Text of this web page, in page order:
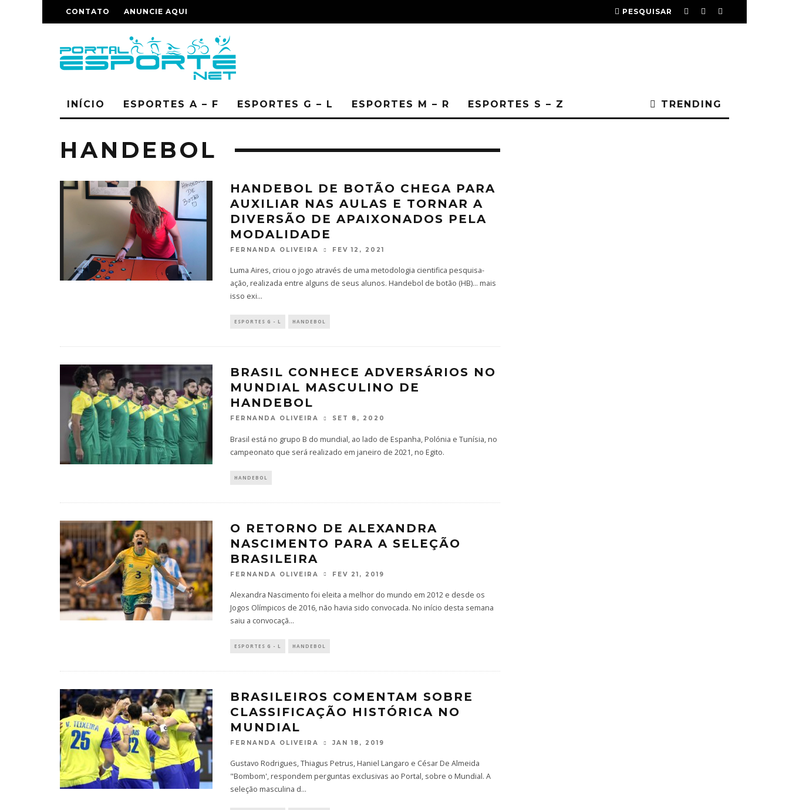
CONTATO ANUNCIE AQUI PESQUISAR
INÍCIO ESPORTES A – F ESPORTES G – L ESPORTES M – R ESPORTES S – Z TRENDING
HANDEBOL
HANDEBOL DE BOTÃO CHEGA PARA
AUXILIAR NAS AULAS E TORNAR A
DIVERSÃO DE APAIXONADOS PELA
MODALIDADE
FERNANDA OLIVEIRA FEV 12, 2021
Luma Aires, criou o jogo através de uma metodologia cientifica pesquisa-
ação, realizada entre alguns de seus alunos. Handebol de botão (HB)... mais
isso exi...
ESPORTES G - L HANDEBOL
BRASIL CONHECE ADVERSÁRIOS NO
MUNDIAL MASCULINO DE
HANDEBOL
FERNANDA OLIVEIRA SET 8, 2020
Brasil está no grupo B do mundial, ao lado de Espanha, Polónia e Tunísia, no
campeonato que será realizado em janeiro de 2021, no Egito.
HANDEBOL
O RETORNO DE ALEXANDRA
NASCIMENTO PARA A SELEÇÃO
BRASILEIRA
FERNANDA OLIVEIRA FEV 21, 2019
Alexandra Nascimento foi eleita a melhor do mundo em 2012 e desde os
Jogos Olímpicos de 2016, não havia sido convocada. No início desta semana
saiu a convocaçã...
ESPORTES G - L HANDEBOL
BRASILEIROS COMENTAM SOBRE
CLASSIFICAÇÃO HISTÓRICA NO
MUNDIAL
FERNANDA OLIVEIRA JAN 18, 2019
Gustavo Rodrigues, Thiagus Petrus, Haniel Langaro e César De Almeida
"Bombom', respondem perguntas exclusivas ao Portal, sobre o Mundial. A
seleção masculina d...